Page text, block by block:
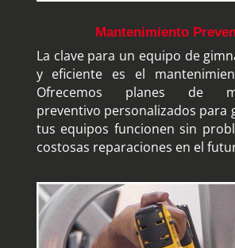
Mantenimiento
La clave para un equipo de
y eficiente es el
Ofrecemos planes de
preventivo personalizados para
tus equipos funcionen sin
costosas reparaciones en el